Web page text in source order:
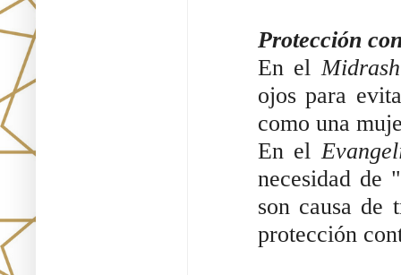
Protección
En el
ojos para
como una
En el
necesidad de
son causa de
protección